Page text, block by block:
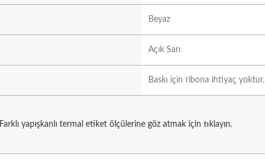
Beyaz
Açık Sarı
Baskı için ribona ihtiyaç yoktur.
Farklı yapışkanlı termal etiket ölçülerine göz atmak için tıklayın.